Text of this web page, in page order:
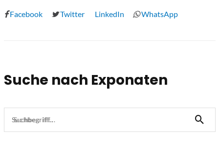
Facebook Twitter LinkedIn WhatsApp
Suche nach Exponaten
Suchbegriff...